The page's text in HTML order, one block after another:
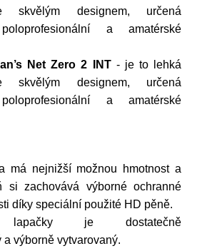
skvělým designem, určená
a amatérské
Net Zero 2 INT- je to lehká
skvělým designem, určená
a amatérské
má nejnižší možnou hmotnost a
si zachovává výborné ochranné
díky speciální použité HD pěně.
je dostatečně
a výborně vytvarovaný.